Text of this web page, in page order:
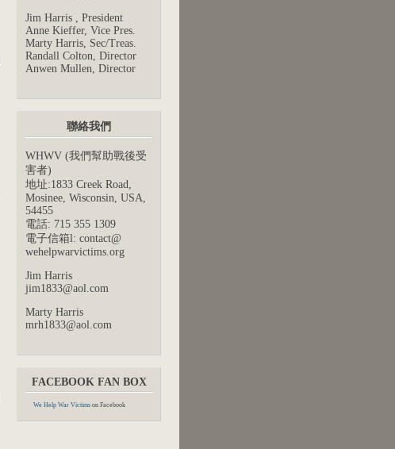
Jim Harris , President
Anne Kieffer, Vice Pres.
Marty Harris, Sec/Treas.
Randall Colton, Director
Anwen Mullen, Director
聯絡我們
WHWV (我們幫助戰後受
害者)
地址:1833 Creek Road,
Mosinee, Wisconsin, USA,
54455
電話: 715 355 1309
電子信箱l: contact@
wehelpwarvictims.org
Jim Harris
jim1833@aol.com
Marty Harris
mrh1833@aol.com
FACEBOOK FAN BOX
We Help War Victims on Facebook